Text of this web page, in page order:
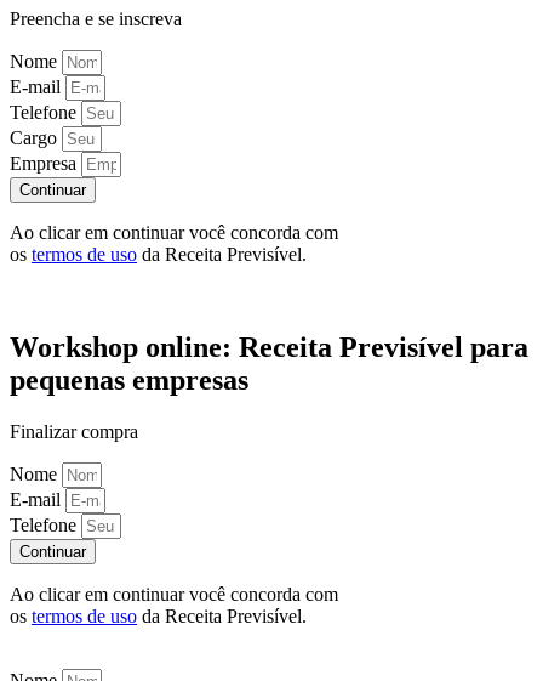
Preencha e se inscreva
Nome
E-mail
Telefone
Cargo
Empresa
Continuar
Ao clicar em continuar você concorda com
os termos de uso da Receita Previsível.
Workshop online: Receita Previsível para
pequenas empresas
Finalizar compra
Nome
E-mail
Telefone
Continuar
Ao clicar em continuar você concorda com
os termos de uso da Receita Previsível.